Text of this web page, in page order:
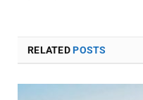
RELATEDPOSTS